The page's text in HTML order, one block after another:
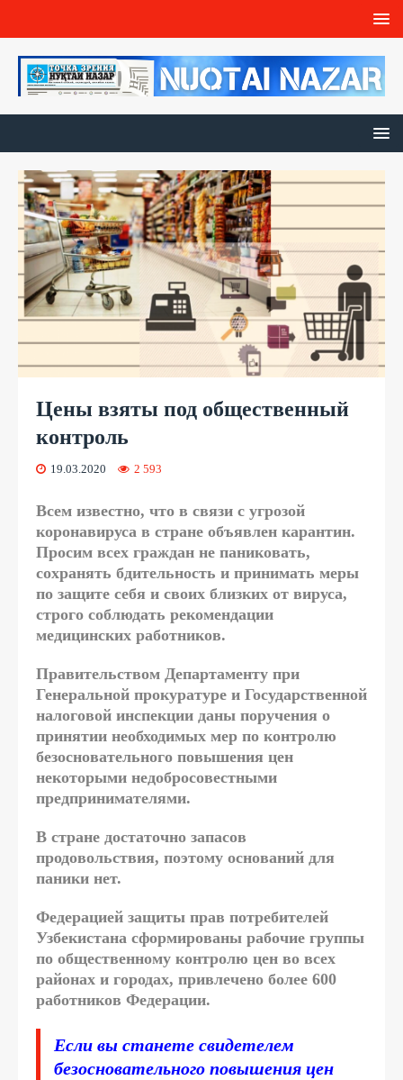
Цены взяты под общественный
контроль
19.03.2020 2 593
Всем известно, что в связи с угрозой
коронавируса в стране объявлен карантин.
Просим всех граждан не паниковать,
сохранять бдительность и принимать меры
по защите себя и своих близких от вируса,
строго соблюдать рекомендации
медицинских работников.
Правительством Департаменту при
Генеральной прокуратуре и Государственной
налоговой инспекции даны поручения о
принятии необходимых мер по контролю
безосновательного повышения цен
некоторыми недобросовестными
предпринимателями.
В стране достаточно запасов
продовольствия, поэтому оснований для
паники нет.
Федерацией защиты прав потребителей
Узбекистана сформированы рабочие группы
по общественному контролю цен во всех
районах и городах, привлечено более 600
работников Федерации.
Если вы станете свидетелем
безосновательного повышения цен